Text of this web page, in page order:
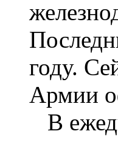
году.
Армии
В